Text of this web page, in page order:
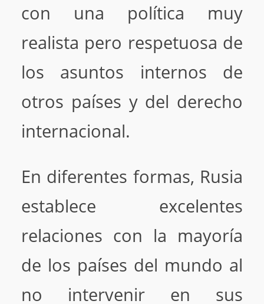
con una política muy
realista pero respetuosa de
los asuntos internos de
otros países y del derecho
internacional.
En diferentes formas, Rusia
establece excelentes
relaciones con la mayoría
de los países del mundo al
no intervenir en sus